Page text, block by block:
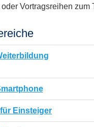
Vortragsreihen zum
Einsteiger